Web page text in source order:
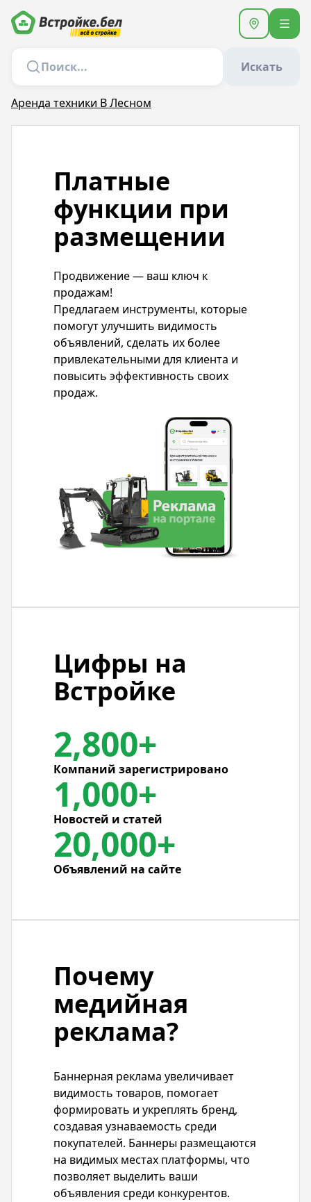
Искать
Аренда техники В Лесном
Платные
функции при
размещении
Продвижение — ваш ключ к
продажам!
Предлагаем инструменты, которые
помогут улучшить видимость
объявлений, сделать их более
привлекательными для клиента и
повысить эффективность своих
продаж.
Цифры на
Встройке
2,800+
Компаний зарегистрировано
1,000+
Новостей и статей
20,000+
Объявлений на сайте
Почему
медийная
реклама?
Баннерная реклама увеличивает
видимость товаров, помогает
формировать и укреплять бренд,
создавая узнаваемость среди
покупателей. Баннеры размещаются
на видимых местах платформы, что
позволяет выделить ваши
объявления среди конкурентов.